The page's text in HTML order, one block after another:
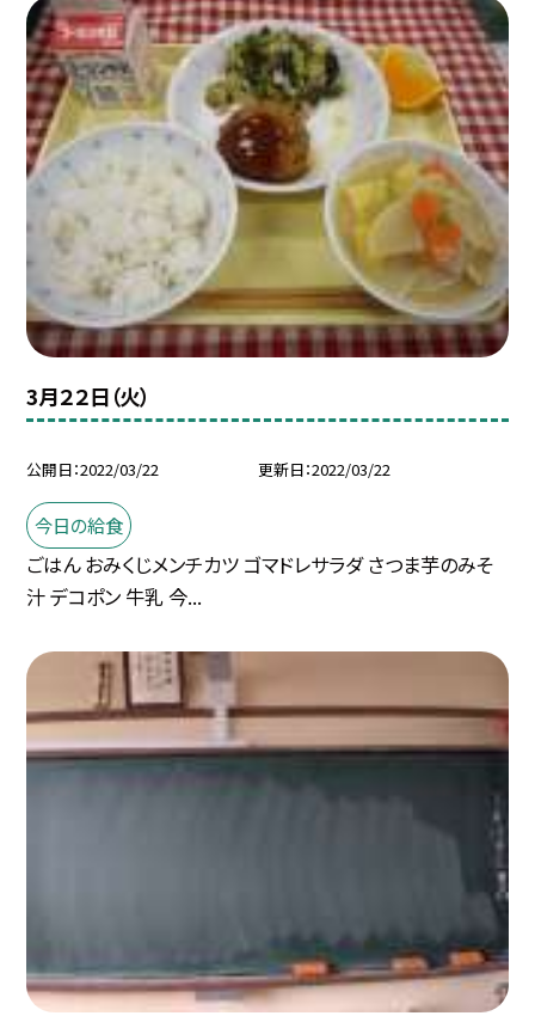
3月２２日（火）
公開日 2022/03/22 更新日 2022/03/22
今日の給食
ごはん おみくじメンチカツ ゴマドレサラダ さつま芋のみそ
汁 デコポン 牛乳 今...